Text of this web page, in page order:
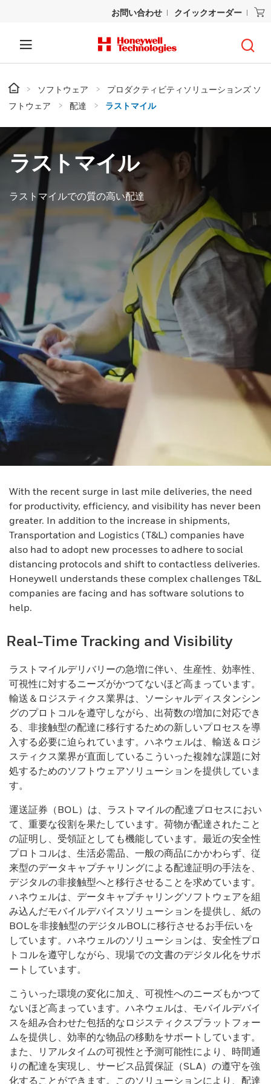
お問い合わせ クイックオーダー
ソフトウェア
プロダクティビティソリューションズ ソ
フトウェア
配達 ラストマイル
ラストマイル
ラストマイルでの質の高い配達
With the recent surge in last mile deliveries, the need
for productivity, efficiency, and visibility has never been
greater. In addition to the increase in shipments,
Transportation and Logistics (T&L) companies have
also had to adopt new processes to adhere to social
distancing protocols and shift to contactless deliveries.
Honeywell understands these complex challenges T&L
companies are facing and has software solutions to
help.
Real-Time Tracking and Visibility
ラストマイルデリバリーの急増に伴い、生産性、効率性、
可視性に対するニーズがかつてないほど高まっています。
輸送＆ロジスティクス業界は、ソーシャルディスタンシン
グのプロトコルを遵守しながら、出荷数の増加に対応でき
る、非接触型の配達に移行するための新しいプロセスを導
入する必要に迫られています。ハネウェルは、輸送＆ロジ
スティクス業界が直面しているこういった複雑な課題に対
処するためのソフトウェアソリューションを提供していま
す。
運送証券（BOL）は、ラストマイルの配達プロセスにおい
て、重要な役割を果たしています。荷物が配達されたこと
の証明し、受領証としても機能しています。最近の安全性
プロトコルは、生活必需品、一般の商品にかかわらず、従
来型のデータキャプチャリングによる配達証明の手法を、
デジタルの非接触型へと移行させることを求めています。
ハネウェルは、データキャプチャリングソフトウェアを組
み込んだモバイルデバイスソリューションを提供し、紙の
BOLを非接触型のデジタルBOLに移行させるお手伝いを
しています。ハネウェルのソリューションは、安全性プロ
トコルを遵守しながら、現場での文書のデジタル化をサポ
ートしています。
こういった環境の変化に加え、可視性へのニーズもかつて
ないほど高まっています。ハネウェルは、モバイルデバイ
スを組み合わせた包括的なロジスティクスプラットフォー
ムを提供し、効率的な物品の移動をサポートしています。
また、リアルタイムの可視性と予測可能性により、時間通
りの配達を実現し、サービス品質保証（SLA）の遵守を強
化することができます。このソリューションにより、配達